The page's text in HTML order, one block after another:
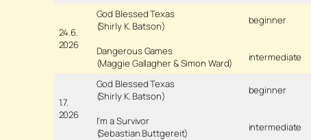
24.6.
2026
God Blessed Texas
(Shirly K. Batson)
Dangerous Games
(Maggie Gallagher & Simon Ward)
beginner
intermediate
1.7.
2026
God Blessed Texas
(Shirly K. Batson)
I’m a Survivor
(Sebastian Buttgereit)
beginner
intermediate